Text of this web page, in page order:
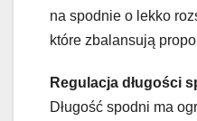
na spodnie o lekko
które zbalansują
Regulacja długości
Długość spodni ma